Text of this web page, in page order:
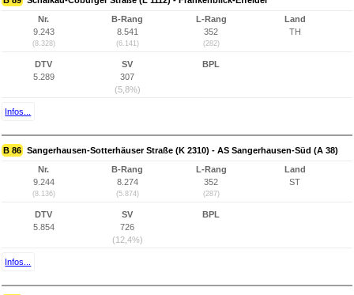
Nr.
9.243
(8.328)
B-Rang
8.541
(6.141)
L-Rang
352
(282)
Land
TH
DTV
5.289
SV
307
(5,8%)
BPL
Infos...
B 86 Sangerhausen-Sotterhäuser Straße (K 2310) - AS Sangerhausen-Süd (A 38)
Nr.
9.244
(8.136)
B-Rang
8.274
(5.874)
L-Rang
352
(287)
Land
ST
DTV
5.854
SV
726
(12,4%)
BPL
Infos...